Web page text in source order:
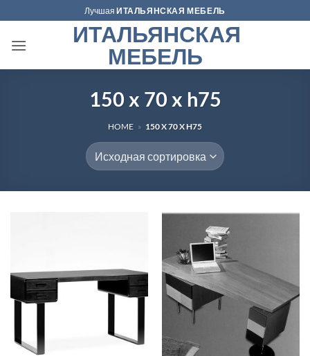
to
content
ЛучшаяИТАЛЬЯНСКАЯ МЕБЕЛЬ
ИТАЛЬЯНСКАЯ
МЕБЕЛЬ
150 x 70 x h75
HOME » 150 X 70 X H75